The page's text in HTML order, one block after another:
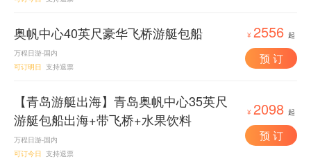
奥帆中心40英尺豪华飞桥游艇包船
万程日游-国内
可订明日 支持退票
¥ 2556 起
预 订
【青岛游艇出海】青岛奥帆中心35英尺
游艇包船出海+带飞桥+水果饮料
万程日游-国内
可订今日 支持退票
¥ 2098 起
预 订